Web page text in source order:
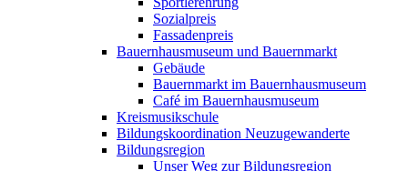
Sozialpreis
Fassadenpreis
Bauernhausmuseum und Bauernmarkt
Gebäude
Bauernmarkt im Bauernhausmuseum
Café im Bauernhausmuseum
Kreismusikschule
Bildungskoordination Neuzugewanderte
Bildungsregion
Unser Weg zur Bildungsregion